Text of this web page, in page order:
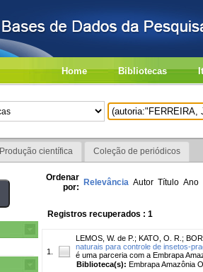
Home Bibliotecas
Produção científica Coleção de periódicos
Ordenar
por: Relevância Autor Título Ano
Registros recuperados : 1
1.
LEMOS, W. de P. ; KATO, O. R. ;
naturais para controle de insetos-
é uma parceria com a Embrapa
Biblioteca(s): Embrapa Amazônia